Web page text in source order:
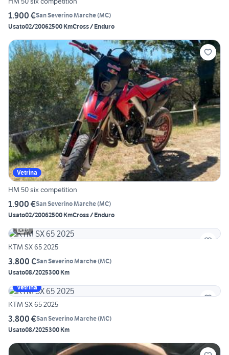
1.900 €San Severino Marche(MC)
Usato02/20062500 KmCross / Enduro
Vetrina
HM 50 six competition
1.900 €San Severino Marche(MC)
Usato02/20062500 KmCross / Enduro
6
KTM SX 65 2025
3.800 €San Severino Marche(MC)
Usato08/2025300 Km
Vetrina
KTM SX 65 2025
3.800 €San Severino Marche(MC)
Usato08/2025300 Km